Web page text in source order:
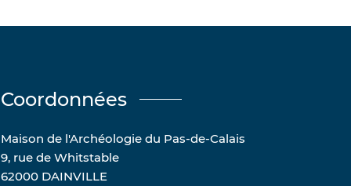
Coordonnées
Maison de l'Archéologie du Pas-de-Calais
9, rue de Whitstable
62000 DAINVILLE